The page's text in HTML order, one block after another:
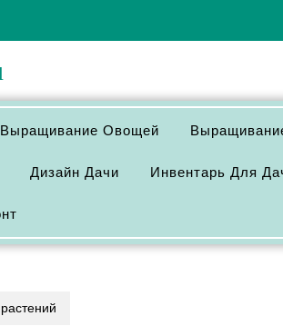
Выращивание Овощей
Дизайн Дачи Инвентарь Для